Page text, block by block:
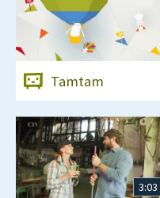
Tamtam
3:03